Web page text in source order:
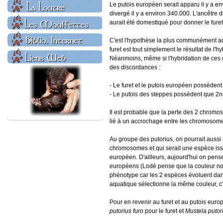
Le putois européen serait apparu il y a
divergé il y a environ 340.000. L'ancêtre
aurait été domestiqué pour donner le
C'est l'hypothèse la plus communément
furet est tout simplement le résultat de
Néanmoins, même si l'hybridation de
des discordances :
- Le furet et le putois européen
- Le putois des steppes possèdent que
Il est probable que la perte des 2
lié à un accrochage entre les
Au groupe des putorius, on pourrait
chromosomes et qui serait une espèce
européen. D'ailleurs, aujourd'hui on
européens (Lodé pense que la couleur
phénotype car les 2 espèces évoluent
aquatique sélectionne la même couleur,
Pour en revenir au furet et au putois
putorius furo pour le furet etMustela